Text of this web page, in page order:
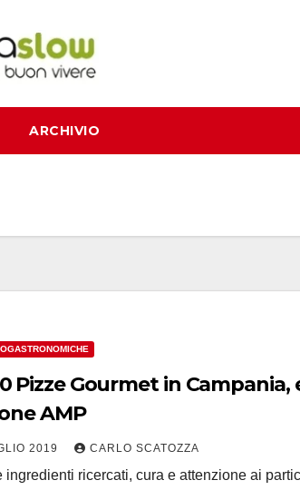
ARCHIVIO
Pizze Gourmet in Campania,
AMP
2019 CARLO SCATOZZA
ingredienti ricercati, cura e attenzione ai